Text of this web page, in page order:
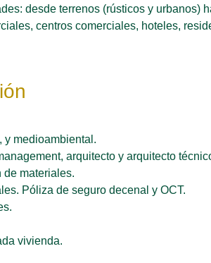
desde terrenos (rústicos y urbanos)
centros comerciales, hoteles,
y medioambiental.
arquitecto y arquitecto
de materiales.
Póliza de seguro decenal y OCT.
vivienda.